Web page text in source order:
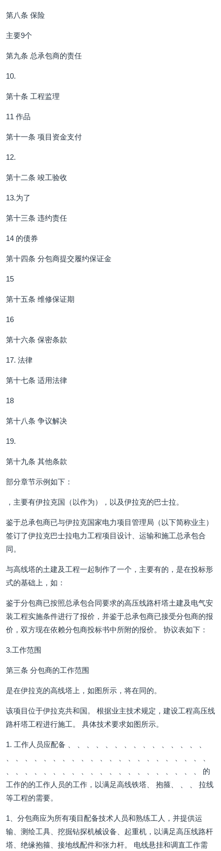
第八条 保险
主要9个
第九条 总承包商的责任
10.
第十条 工程监理
11 作品
第十一条 项目资金支付
12.
第十二条 竣工验收
13.为了
第十三条 违约责任
14 的债券
第十四条 分包商提交履约保证金
15
第十五条 维修保证期
16
第十六条 保密条款
17. 法律
第十七条 适用法律
18
第十八条 争议解决
19.
第十九条 其他条款
部分章节示例如下：
，主要有伊拉克国（以作为），以及伊拉克的巴士拉。
鉴于总承包商已与伊拉克国家电力项目管理局（以下简称业主）
签订了伊拉克巴士拉电力工程项目设计、运输和施工总承包合
同。
与高线塔的土建及工程一起制作了一个，主要有的，是在投标形
式的基础上，如：
鉴于分包商已按照总承包合同要求的高压线路杆塔土建及电气安
装工程实施条件进行了报价，并鉴于总承包商已接受分包商的报
价，双方现在依赖分包商投标书中所附的报价。 协议表如下：
3.工作范围
第三条 分包商的工作范围
是在伊拉克的高线塔上，如图所示，将在同的。
该项目位于伊拉克共和国。 根据业主技术规定，建设工程高压线
路杆塔工程进行施工。 具体技术要求如图所示。
1. 工作人员应配备 、 、 、 、 、 、 、 、 、 、 、 、 、 、 、
、 、 、 、 、 、 、 、 、 、 、 、 、 、 、 、 、 、 、 、 、 的
工作的的工作人员的工作，以满足高线铁塔、 抱箍、 、 、 拉线
等工程的需要。
1、分包商应为所有项目配备技术人员和熟练工人，并提供运
输、测绘工具、挖掘钻探机械设备、起重机，以满足高压线路杆
塔、绝缘抱箍、接地线配件和张力杆。 电线悬挂和调直工作需